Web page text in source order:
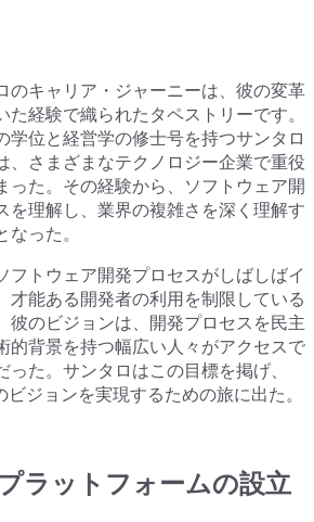
のキャリア・ジャーニーは、彼の変革
た経験で織られたタペストリーです。
学位と経営学の修士号を持つサンタロ
、さまざまなテクノロジー企業で重役
った。その経験から、ソフトウェア開
を理解し、業界の複雑さを深く理解す
った。
フトウェア開発プロセスがしばしばイ
才能ある開発者の利用を制限している
彼のビジョンは、開発プロセスを民主
的背景を持つ幅広い人々がアクセスで
った。サンタロはこの目標を掲げ、
ジョンを実現するための旅に出た。
ラットフォームの設立